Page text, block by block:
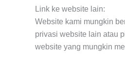
Link ke website lain:
Website kami mungkin
privasi website lain atau
website yang mungkin